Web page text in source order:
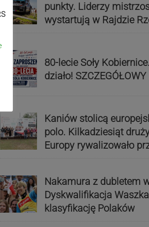
punkty. Liderzy
wystartują w Rajdzie
80-lecie Soły
działo!
Kaniów stolicą
polo. Kilkadziesiąt
Europy rywalizowało
Nakamura z dubletem
Dyskwalifikacja
klasyfikację Polaków